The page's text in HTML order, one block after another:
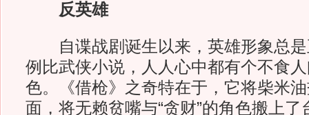
反英雄
自谍战剧诞生以来，英雄形象总是
例比武侠小说，人人心中都有个不食
色。《借枪》之奇特在于，它将柴米
面，将无赖贫嘴与“贪财”的角色搬上